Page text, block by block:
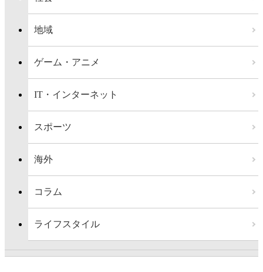
地域
ゲーム・アニメ
IT・インターネット
スポーツ
海外
コラム
ライフスタイル